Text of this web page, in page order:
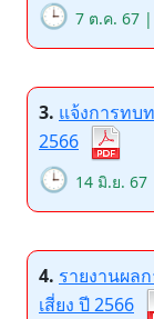
🕒 7 ต.ค. 67 |
3. แจ้งการทบ
2566
🕒 14 มิ.ย. 67
4. รายงานผล
เสี่ยง ปี 2566